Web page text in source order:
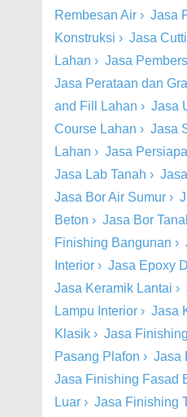
Rembesan Air › Jasa
Konstruksi › Jasa
Lahan › Jasa
Jasa Perataan dan
and Fill Lahan › Jasa
Course Lahan › Jasa
Lahan › Jasa
Jasa Lab Tanah ›
Jasa Bor Air Sumur ›
Beton › Jasa Bor
Finishing Bangunan ›
Interior › Jasa Epoxy
Jasa Keramik Lantai ›
Lampu Interior › Jasa
Klasik › Jasa
Pasang Plafon › Jasa
Jasa Finishing Fasad
Luar › Jasa Finishing